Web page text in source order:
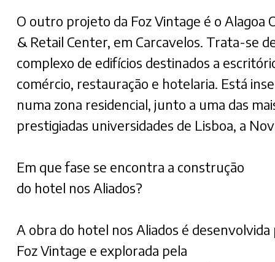
O outro projeto da Foz Vintage é o Alagoa
& Retail Center, em Carcavelos. Trata-se
complexo de edifícios destinados a
comércio, restauração e hotelaria. Está
numa zona residencial, junto a uma das
prestigiadas universidades de Lisboa, a
Em que fase se encontra a construção
do hotel nos Aliados?
A obra do hotel nos Aliados é desenvolvida
Foz Vintage e explorada pela